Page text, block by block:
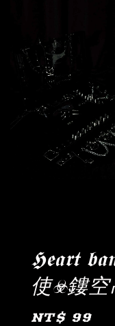
𝕳𝖊𝖆𝖗𝖙
使☣︎鏤空
Regular
NT$ 99